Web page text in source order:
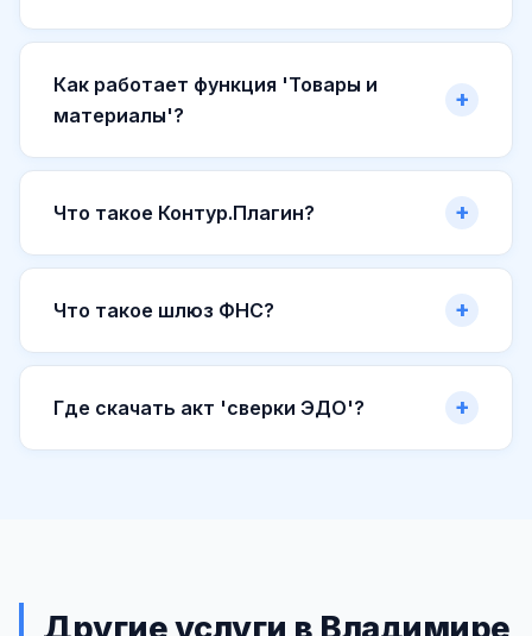
Как работает функция 'Товары и
материалы'?
Что такое Контур.Плагин?
Что такое шлюз ФНС?
Где скачать акт 'сверки ЭДО'?